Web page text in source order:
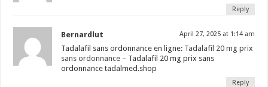
Reply
Bernardlut April 27, 2025 at 1:14 am
Tadalafil sans ordonnance en ligne: Tadalafil 20 mg prix
sans ordonnance – Tadalafil 20 mg prix sans
ordonnance tadalmed.shop
Reply